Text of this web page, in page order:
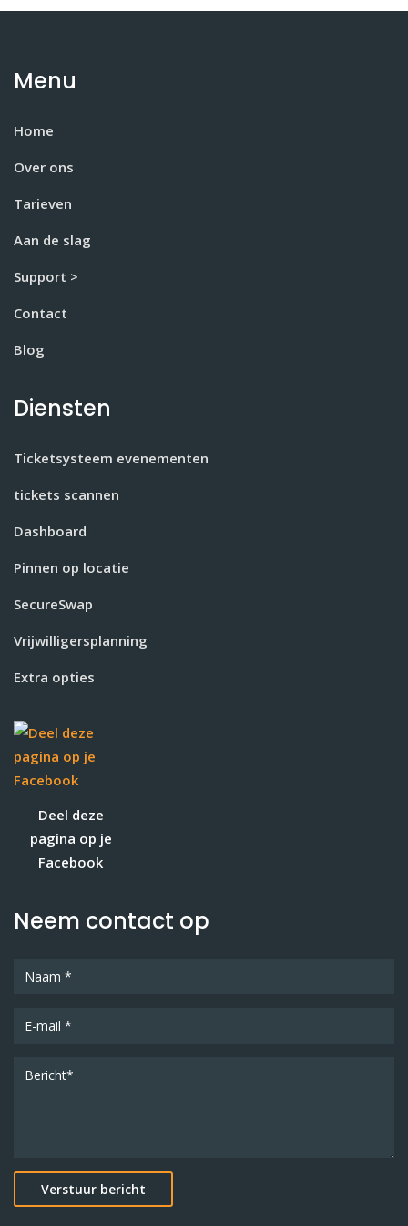
Menu
Home
Over ons
Tarieven
Aan de slag
Support >
Contact
Blog
Diensten
Ticketsysteem evenementen
tickets scannen
Dashboard
Pinnen op locatie
SecureSwap
Vrijwilligersplanning
Extra opties
Deel deze
pagina op je
Facebook
Neem contact op